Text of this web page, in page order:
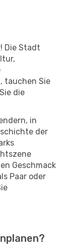
Die Stadt
tauchen Sie
die
in
der
Geschmack
Paar oder